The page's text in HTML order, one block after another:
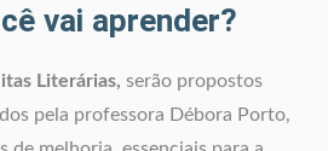
vai aprender?
Literárias, serão propostos
pela professora Débora Porto,